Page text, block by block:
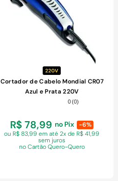
220V
Cortador de Cabelo Mondial CR07
Azul e Prata 220V
0(0)
R$ 78,99 no Pix
-6%
ou R$ 83,99 ematé 2x de R$ 41,99
sem juros
no Cartão Quero-Quero